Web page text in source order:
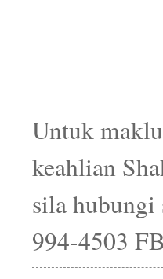
Untuk
keahlian
sila
994-4503